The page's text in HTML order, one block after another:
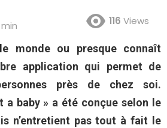
116 Views
monde ou presque connaît
application qui permet de
près de chez soi.
a baby » a été conçue selon le
n’entretient pas tout à fait le